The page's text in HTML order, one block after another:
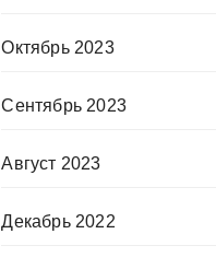
Октябрь 2023
Сентябрь 2023
Август 2023
Декабрь 2022